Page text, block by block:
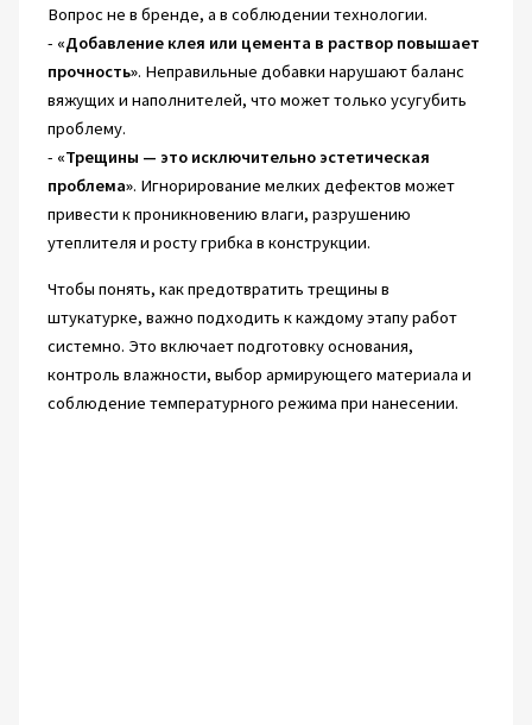
Вопрос не в бренде, а в соблюдении технологии.
- «Добавление клея или цемента в раствор повышает
прочность». Неправильные добавки нарушают баланс
вяжущих и наполнителей, что может только усугубить
проблему.
- «Трещины — это исключительно эстетическая
проблема». Игнорирование мелких дефектов может
привести к проникновению влаги, разрушению
утеплителя и росту грибка в конструкции.
Чтобы понять, как предотвратить трещины в
штукатурке, важно подходить к каждому этапу работ
системно. Это включает подготовку основания,
контроль влажности, выбор армирующего материала и
соблюдение температурного режима при нанесении.